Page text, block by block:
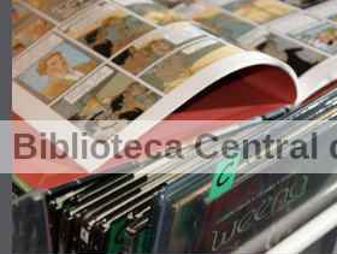
Biblioteca Central